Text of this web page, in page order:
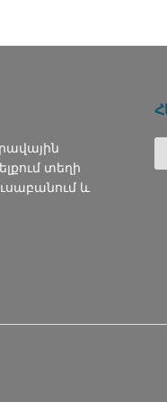
տեղի
և